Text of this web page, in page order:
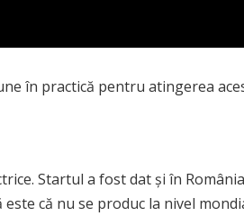
în practică pentru atingerea
Startul a fost dat și în
că nu se produc la nivel